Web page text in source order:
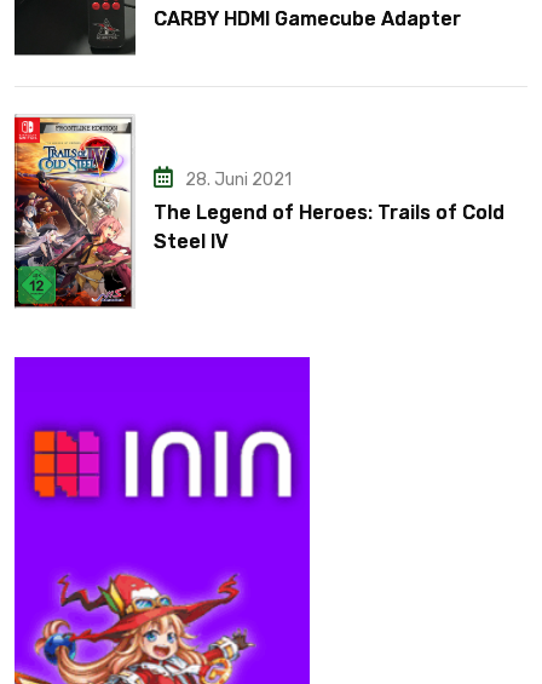
CARBY HDMI Gamecube Adapter
28. Juni 2021
The Legend of Heroes: Trails of Cold
Steel IV